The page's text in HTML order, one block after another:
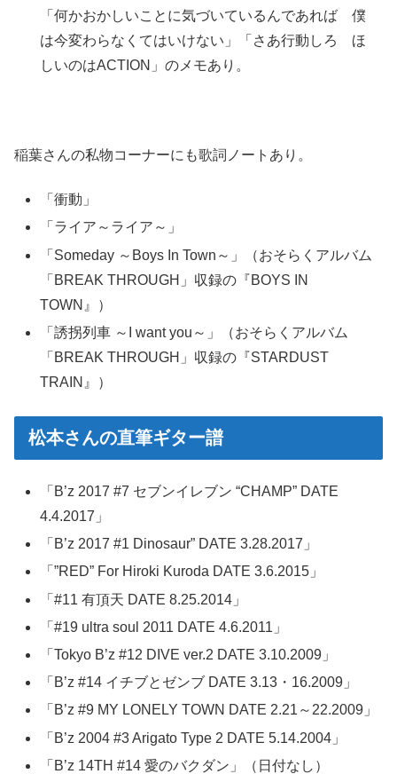
「何かおかしいことに気づいているんであれば 僕
は今変わらなくてはいけない」「さあ行動しろ ほ
しいのはACTION」のメモあり。
稲葉さんの私物コーナーにも歌詞ノートあり。
「衝動」
「ライア～ライア～」
「Someday ～Boys In Town～」（おそらくアルバム
「BREAK THROUGH」収録の『BOYS IN
TOWN』）
「誘拐列車 ～I want you～」（おそらくアルバム
「BREAK THROUGH」収録の『STARDUST
TRAIN』）
松本さんの直筆ギター譜
「B’z 2017 #7 セブンイレブン “CHAMP” DATE
4.4.2017」
「B’z 2017 #1 Dinosaur” DATE 3.28.2017」
「”RED” For Hiroki Kuroda DATE 3.6.2015」
「#11 有頂天 DATE 8.25.2014」
「#19 ultra soul 2011 DATE 4.6.2011」
「Tokyo B’z #12 DIVE ver.2 DATE 3.10.2009」
「B’z #14 イチブとゼンブ DATE 3.13・16.2009」
「B’z #9 MY LONELY TOWN DATE 2.21～22.2009」
「B’z 2004 #3 Arigato Type 2 DATE 5.14.2004」
「B’z 14TH #14 愛のバクダン」（日付なし）